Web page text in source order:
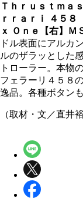
Ｔｈｒｕｓｔｍａ
ｒｒａｒｉ ４５８
ｘ Ｏｎｅ【右】
Ｍ
ドル表面にアルカ
ルのザラッとした
トローラー。本物
フェラーリ４５８
逸品。各種ボタン
（取材・文／直井裕